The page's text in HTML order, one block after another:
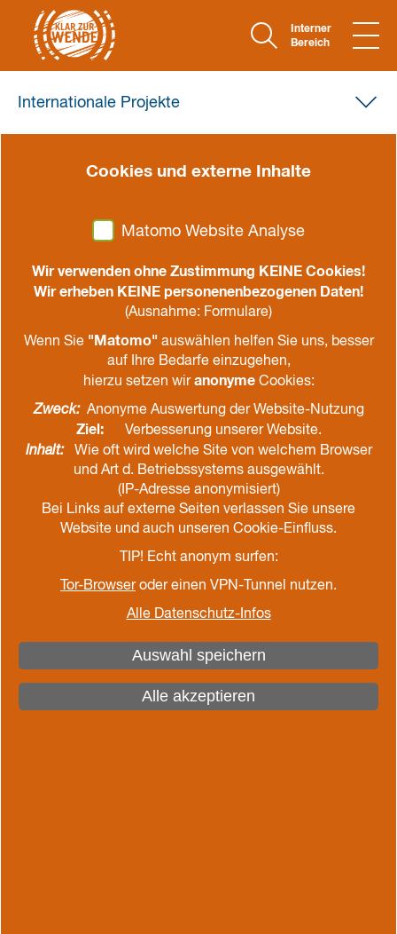
Interner
Bereich
Internationale Projekte
Cookies und externe Inhalte
Matomo Website Analyse
Wir verwenden ohne Zustimmung KEINE Cookies!
Wir erheben KEINE personenenbezogenen Daten!
(Ausnahme: Formulare)
Wenn Sie"Matomo" auswählen helfen Sie uns, besser
auf Ihre Bedarfe einzugehen,
hierzu setzen wiranonyme Cookies:
Zweck: Anonyme Auswertung der Website-Nutzung
Ziel: Verbesserung unserer Website.
Inhalt: Wie oft wird welche Site von welchem Browser
und Art d. Betriebssystems ausgewählt.
(IP-Adresse anonymisiert)
Bei Links auf externe Seiten verlassen Sie unsere
Website und auch unseren Cookie-Einfluss.
TIP! Echt anonym surfen:
Tor-Browseroder einen VPN-Tunnel nutzen.
Alle Datenschutz-Infos
Auswahl speichern
Alle akzeptieren